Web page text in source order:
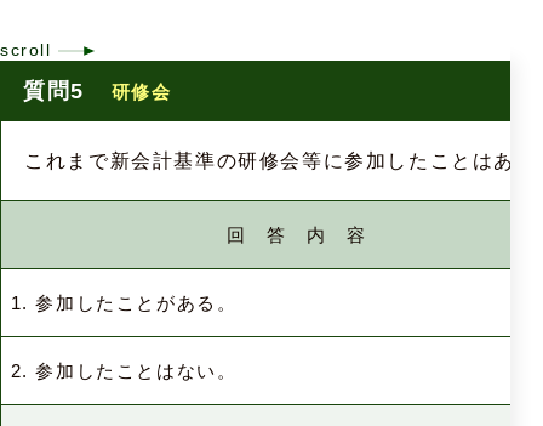
質問5 研修会
これまで新会計基準の研修会等に参加したことはあり
回 答 内 容
1. 参加したことがある。
2. 参加したことはない。